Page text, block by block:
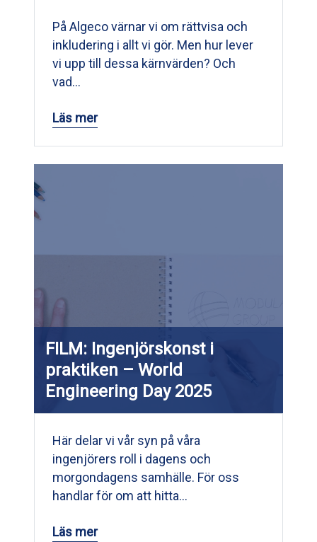
På Algeco värnar vi om rättvisa och
inkludering i allt vi gör. Men hur lever
vi upp till dessa kärnvärden? Och
vad…
Läs mer
FILM: Ingenjörskonst i
praktiken – World
Engineering Day 2025
Här delar vi vår syn på våra
ingenjörers roll i dagens och
morgondagens samhälle. För oss
handlar för om att hitta…
Läs mer